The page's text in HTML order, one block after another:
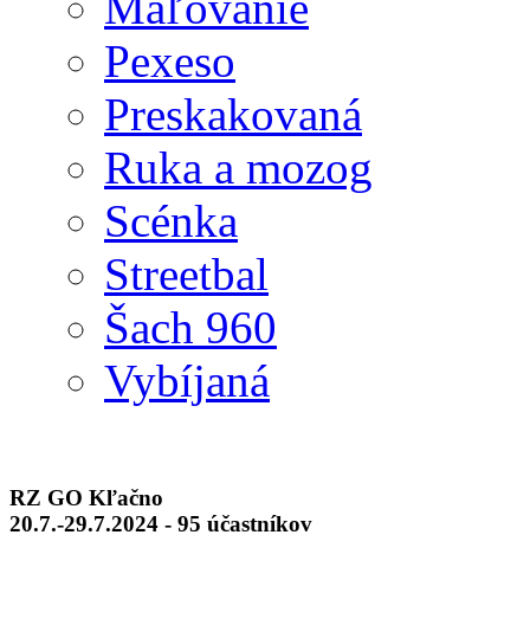
Pexeso
Preskakovaná
Ruka a mozog
Scénka
Streetbal
Šach 960
Vybíjaná
RZ GO Kľačno
20.7.-29.7.2024 - 95 účastníkov